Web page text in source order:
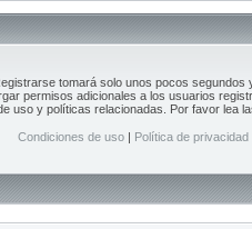
tomará solo unos pocos segundos
permisos adicionales a los usuarios
uso y políticas relacionadas. Por favor lea
Condiciones de uso| Política de privacidad